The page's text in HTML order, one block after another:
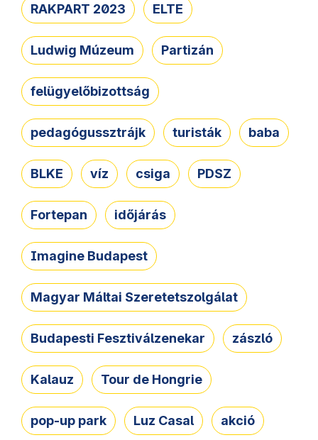
RAKPART 2023 ELTE
Ludwig Múzeum Partizán
felügyelőbizottság
pedagógussztrájk turisták baba
BLKE víz csiga PDSZ
Fortepan időjárás
Imagine Budapest
Magyar Máltai Szeretetszolgálat
Budapesti Fesztiválzenekar zászló
Kalauz Tour de Hongrie
pop-up park Luz Casal akció